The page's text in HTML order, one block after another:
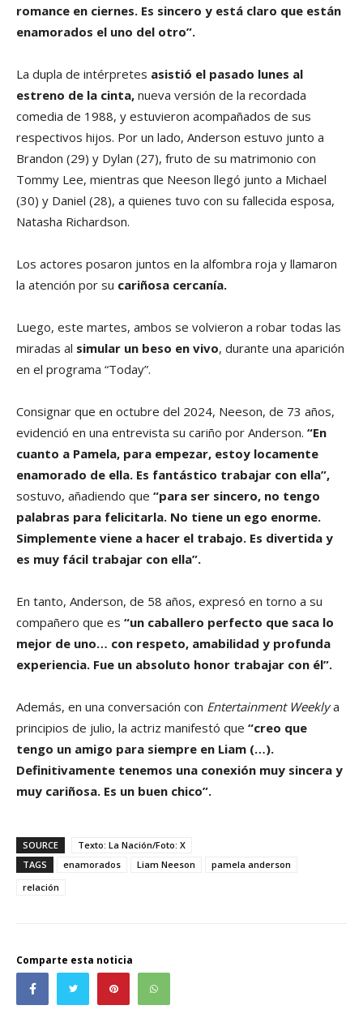
romance en ciernes. Es sincero y está claro que están
enamorados el uno del otro”.
La dupla de intérpretes asistió el pasado lunes al
estreno de la cinta, nueva versión de la recordada
comedia de 1988, y estuvieron acompañados de sus
respectivos hijos. Por un lado, Anderson estuvo junto a
Brandon (29) y Dylan (27), fruto de su matrimonio con
Tommy Lee, mientras que Neeson llegó junto a Michael
(30) y Daniel (28), a quienes tuvo con su fallecida esposa,
Natasha Richardson.
Los actores posaron juntos en la alfombra roja y llamaron
la atención por su cariñosa cercanía.
Luego, este martes, ambos se volvieron a robar todas las
miradas al simular un beso en vivo, durante una aparición
en el programa “Today”.
Consignar que en octubre del 2024, Neeson, de 73 años,
evidenció en una entrevista su cariño por Anderson. “En
cuanto a Pamela, para empezar, estoy locamente
enamorado de ella. Es fantástico trabajar con ella”,
sostuvo, añadiendo que “para ser sincero, no tengo
palabras para felicitarla. No tiene un ego enorme.
Simplemente viene a hacer el trabajo. Es divertida y
es muy fácil trabajar con ella”.
En tanto, Anderson, de 58 años, expresó en torno a su
compañero que es “un caballero perfecto que saca lo
mejor de uno… con respeto, amabilidad y profunda
experiencia. Fue un absoluto honor trabajar con él”.
Además, en una conversación con Entertainment Weeklya
principios de julio, la actriz manifestó que “creo que
tengo un amigo para siempre en Liam (…).
Definitivamente tenemos una conexión muy sincera y
muy cariñosa. Es un buen chico”.
SOURCE
Texto: La Nación/Foto: X
TAGS
enamorados Liam Neeson
pamela anderson
relación
Comparte esta noticia